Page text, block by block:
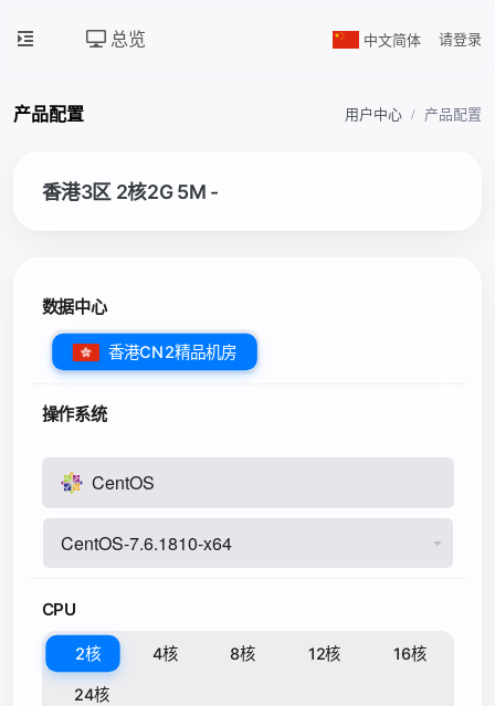
总览 中文简体 请登录
产品配置 用户中心 产品配置
香港3区 2核2G 5M -
数据中心
香港CN2精品机房
操作系统
CentOS
CPU
2核 4核 8核 12核 16核
24核